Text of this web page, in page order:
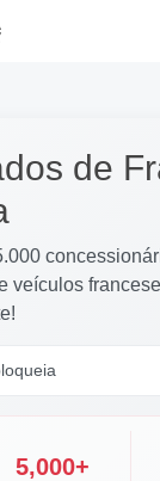
de
veículos
5,000+